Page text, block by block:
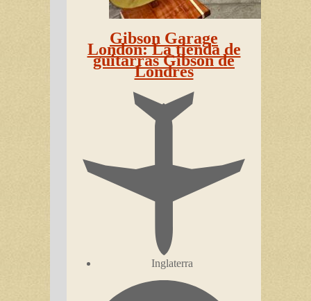
Gibson Garage
London: La tienda de
guitarras Gibson de
Londres
Inglaterra